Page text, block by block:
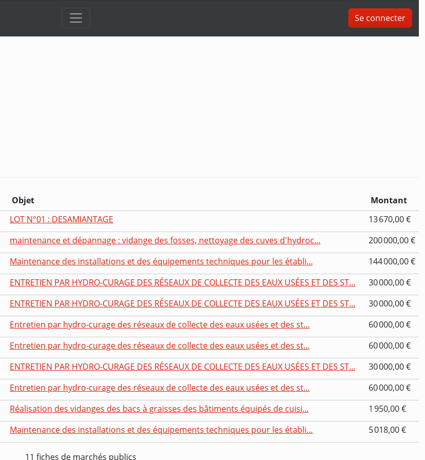
Se connecter
Objet
Montant
LOT N°01 : DESAMIANTAGE
13 670,00 €
maintenance et dépannage : vidange des fosses, nettoyage des cuves d'hydroc...
200 000,00 €
Maintenance des installations et des équipements techniques pour les établi...
144 000,00 €
ENTRETIEN PAR HYDRO-CURAGE DES RÉSEAUX DE COLLECTE DES EAUX USÉES ET DES ST...
30 000,00 €
ENTRETIEN PAR HYDRO-CURAGE DES RÉSEAUX DE COLLECTE DES EAUX USÉES ET DES ST...
30 000,00 €
Entretien par hydro-curage des réseaux de collecte des eaux usées et des st...
60 000,00 €
Entretien par hydro-curage des réseaux de collecte des eaux usées et des st...
60 000,00 €
ENTRETIEN PAR HYDRO-CURAGE DES RÉSEAUX DE COLLECTE DES EAUX USÉES ET DES ST...
30 000,00 €
Entretien par hydro-curage des réseaux de collecte des eaux usées et des st...
60 000,00 €
Réalisation des vidanges des bacs à graisses des bâtiments équipés de cuisi...
1 950,00 €
Maintenance des installations et des équipements techniques pour les établi... 5 018,00 €
11 fiches de marchés publics